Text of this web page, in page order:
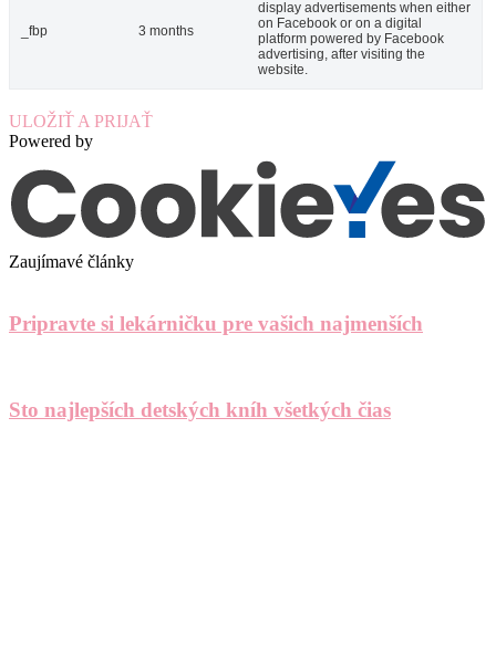
_fbp 3 months
display advertisements when either
on Facebook or on a digital
platform powered by Facebook
advertising, after visiting the
website.
ULOŽIŤ A PRIJAŤ
Powered by
Zaujímavé články
Pripravte si lekárničku pre vašich najmenších
Sto najlepších detských kníh všetkých čias